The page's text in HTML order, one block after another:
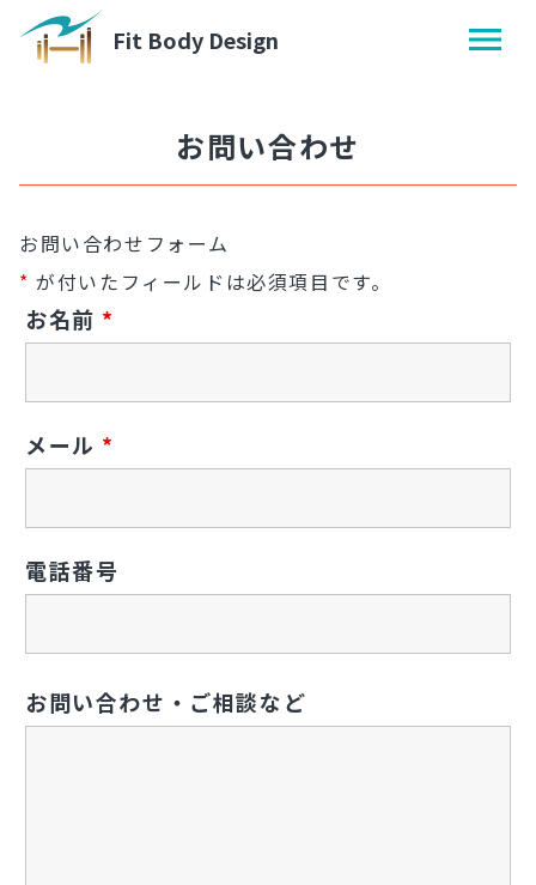
Fit Body Design
お問い合わせ
お問い合わせフォーム
* が付いたフィールドは必須項目です。
お名前 *
メール *
電話番号
お問い合わせ・ご相談など